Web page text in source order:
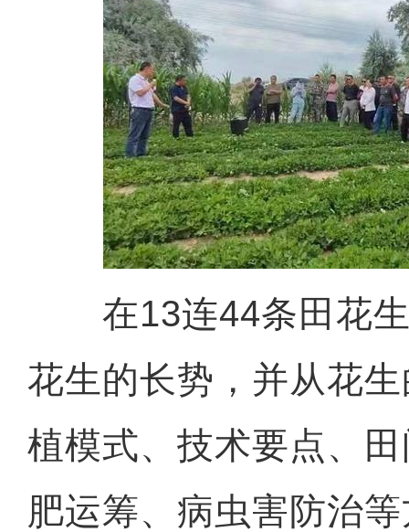
在13连44条田花生
花生的长势，并从花
植模式、技术要点、
肥运筹、病虫害防治